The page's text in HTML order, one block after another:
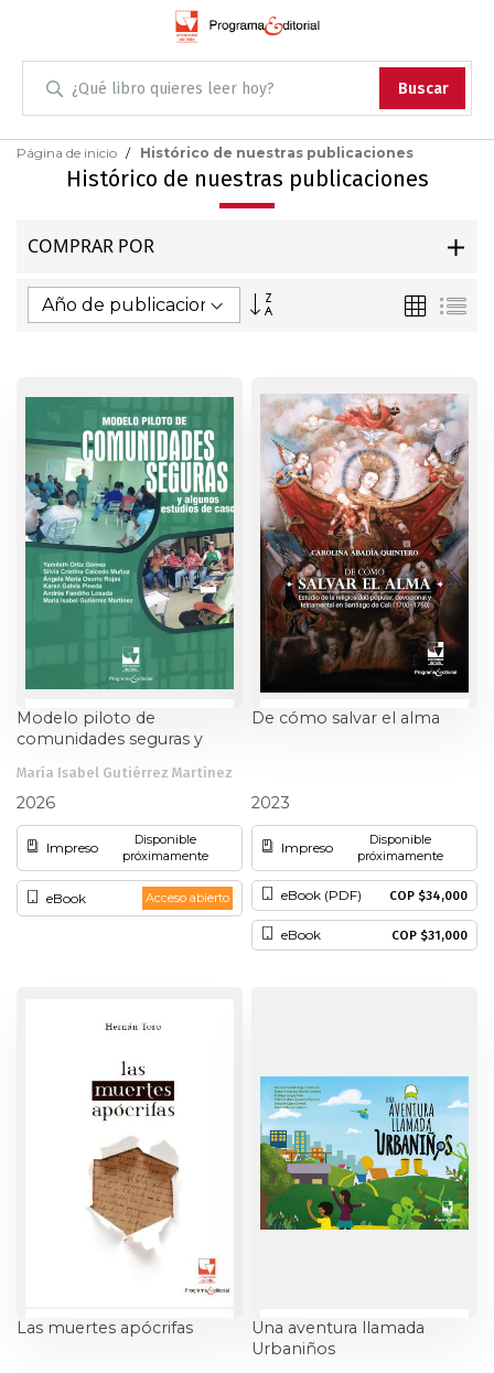
Buscar
Administración
Antropología
Arqueología
Arquitectura
Arte
Ciencias
Ciencia política
Ciencias Sociales
Conflicto Armado
Construcción de paz
Derecho
Desarrollo
Diseño
Economía
Estudios culturales
Estudios editoriales
Estudios regionales
Skip
Content
Página de inicio Histórico de nuestras publicaciones
Histórico de nuestras publicaciones
COMPRAR POR
Dirección
Parrilla
Modelo piloto de
comunidades seguras y
Construyendo pasos en el
proceso de certificación
María Isabel Gutiérrez Martínez
2026
Impreso
Disponible
próximamente
eBook Acceso abierto
De cómo salvar el alma
2023
Impreso
Disponible
próximamente
eBook (PDF) COP $34,000
eBook COP $31,000
Las muertes apócrifas
Una aventura llamada
Urbaniños